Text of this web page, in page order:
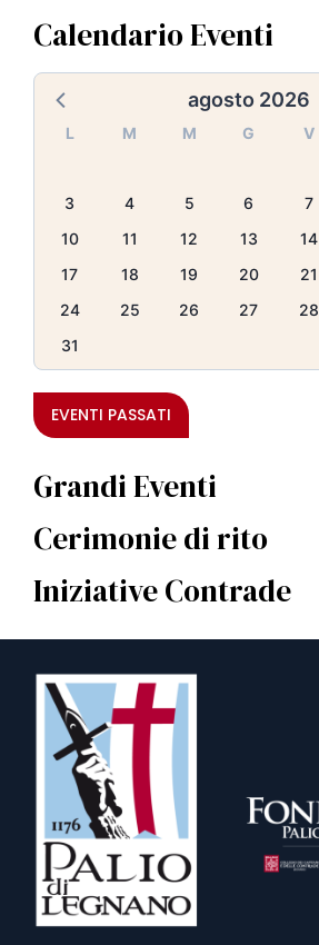
Calendario Eventi
agosto 2026
L M M G V
3
4 5 6 7
10
11 12 13 14
17
18 19 20 21
24
25 26 27 28
31
EVENTI PASSATI
Grandi Eventi
Cerimonie di rito
Iniziative Contrade